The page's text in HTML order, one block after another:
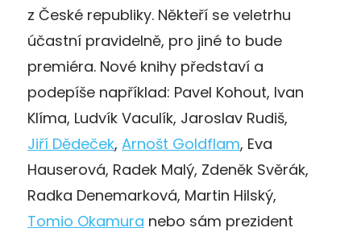
z České republiky. Někteří se veletrhu
účastní pravidelně, pro jiné to bude
premiéra. Nové knihy představí a
podepíše například: Pavel Kohout, Ivan
Klíma, Ludvík Vaculík, Jaroslav Rudiš,
Jiří Dědeček, Arnošt Goldflam, Eva
Hauserová, Radek Malý, Zdeněk Svěrák,
Radka Denemarková, Martin Hilský,
Tomio Okamura nebo sám prezident